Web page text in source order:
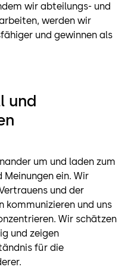
wir abteilungs- und
werden wir
und gewinnen als
und
um und laden zum
ein. Wir
und der
kommunizieren und uns
Wir schätzen
und zeigen
für die